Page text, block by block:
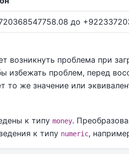
до
возникнуть проблема при
избежать проблем, перед
то же значение или
к типу money.
к типу numeric,